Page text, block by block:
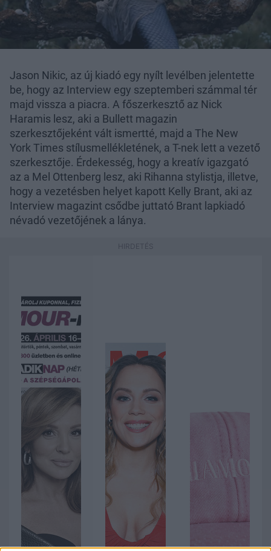
Jason Nikic, az új kiadó egy nyílt levélben jelentette
be, hogy az Interview egy szeptemberi számmal tér
majd vissza a piacra. A főszerkesztő az Nick
Haramis lesz, aki a Bullett magazin
szerkesztőjeként vált ismertté, majd a The New
York Times stílusmellékletének, a T-nek lett a vezető
szerkesztője. Érdekesség, hogy a kreatív igazgató
az a Mel Ottenberg lesz, aki Rihanna stylistja, illetve,
hogy a vezetésben helyet kapott Kelly Brant, aki az
Interview magazint csődbe juttató Brant lapkiadó
névadó vezetőjének a lánya.